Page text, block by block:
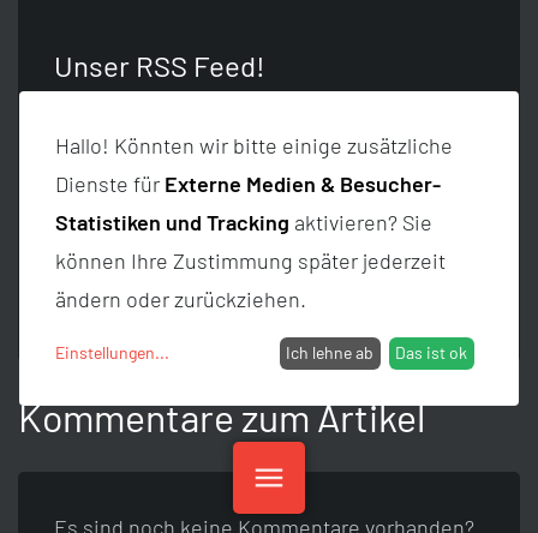
Unser RSS Feed!
kannst du abonnieren um immer über neue
RSS Feed öffnen
Kommentare zum Artikel
Es sind noch keine Kommentare vorhanden?
Hallo! Könnten wir bitte einige zusätzliche
Dienste für Externe Medien & Besucher-
Statistiken und Tracking aktivieren? Sie
können Ihre Zustimmung später jederzeit
ändern oder zurückziehen.
Einstellungen... Ich lehne ab Das ist ok
menu